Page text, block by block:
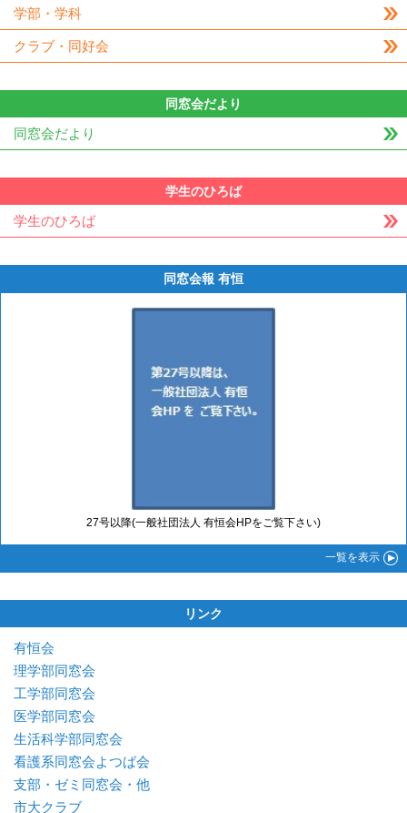
学部・学科
クラブ・同好会
同窓会だより
同窓会だより
学生のひろば
学生のひろば
同窓会報 有恒
27号以降(一般社団法人 有恒会HPをご覧下さい)
一覧を表示
リンク
有恒会
理学部同窓会
工学部同窓会
医学部同窓会
生活科学部同窓会
看護系同窓会よつば会
支部・ゼミ同窓会・他
市大クラブ